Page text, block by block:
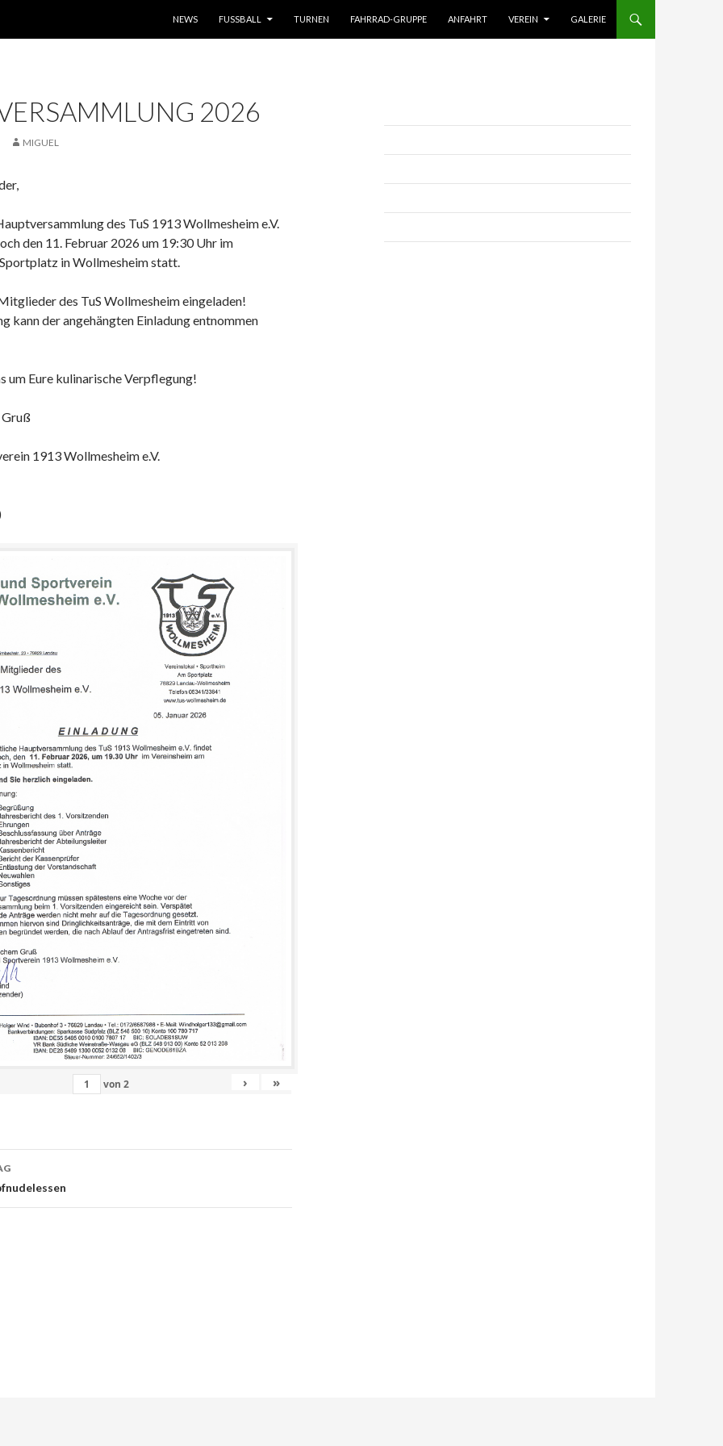
NEWS
FUSSBALL TURNEN FAHRRAD-GRUPPE ANFAHRT VEREIN GALERIE
2026
MIGUEL
des TuS 1913 Wollmesheim e.V.
den 11. Februar 2026 um 19:30 Uhr im
in Wollmesheim statt.
des TuS Wollmesheim eingeladen!
kann der angehängten Einladung entnommen
um Eure kulinarische Verpflegung!
1913 Wollmesheim e.V.
von 2 › »